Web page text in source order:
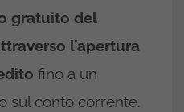
gratuito del
l’apertura
fino a un
sul conto corrente.